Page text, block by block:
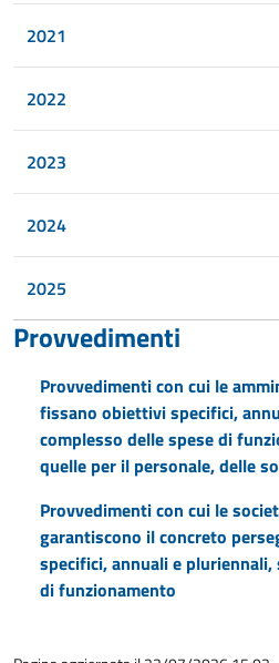
2021
2022
2023
2024
2025
Provvedimenti
Provvedimenti con cui le
fissano obiettivi specifici,
complesso delle spese di
quelle per il personale, delle
Provvedimenti con cui le
garantiscono il concreto
specifici, annuali e
di funzionamento